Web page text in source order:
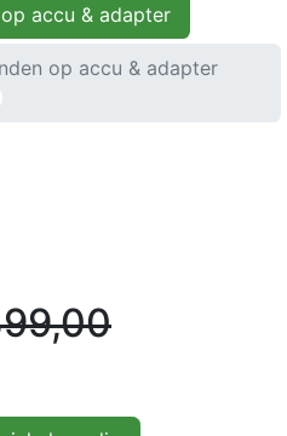
accu & adapter
op accu & adapter